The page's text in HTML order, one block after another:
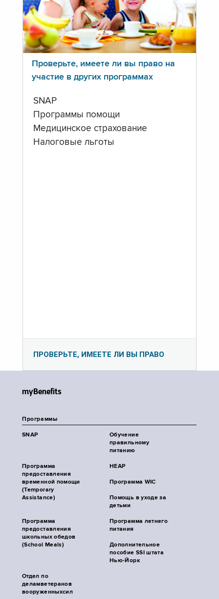
Проверьте, имеете ли вы право на
участие в других программах
SNAP
Программы помощи
Медицинское страхование
Налоговые льготы
ПРОВЕРЬТЕ, ИМЕЕТЕ ЛИ ВЫ ПРАВО
myBenefits
Программы
SNAP
Обучение
правильному
питанию
Программа
предоставления
временной помощи
(Temporary
Assistance)
HEAP
Программа WIC
Помощь в уходе за
детьми
Программа
предоставления
школьных обедов
(School Meals)
Программа летнего
питания
Дополнительное
пособие SSI штата
Нью-Йорк
Отдел по
деламветеранов
вооруженныхсил